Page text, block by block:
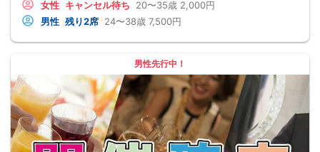
女性 キャンセル待ち 20〜35歳 2,000円
男性 残り2席 24〜38歳 7,500円
男性先行中！